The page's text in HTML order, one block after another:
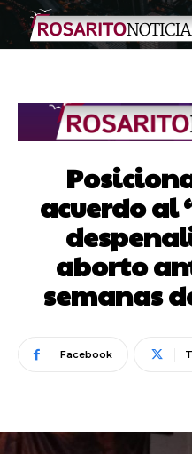
acuerdo al
aborto
semanas
Facebook